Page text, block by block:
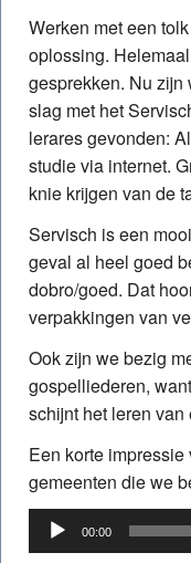
Werken met een
oplossing.
gesprekken. Nu zijn
slag met het
lerares gevonden:
studie via internet.
knie krijgen van de
Servisch is een
geval al heel goed
dobro/goed. Dat
verpakkingen van
Ook zijn we bezig
gospelliederen,
schijnt het leren
Een korte
gemeenten die we
Audiospeler
00:00